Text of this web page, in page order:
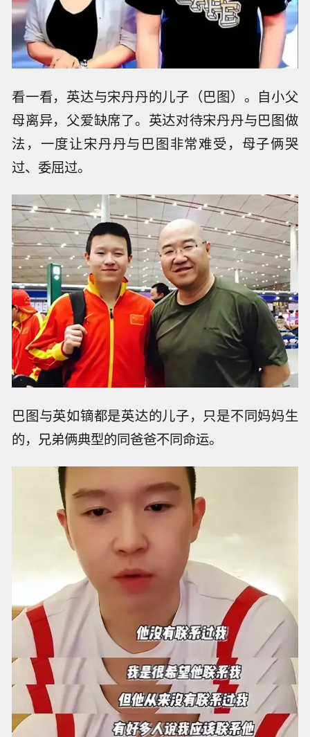
看一看，英达与宋丹丹的儿子（巴图）。自小父
母离异，父爱缺席了。英达对待宋丹丹与巴图做
法，一度让宋丹丹与巴图非常难受，母子俩哭
过、委屈过。
巴图与英如镝都是英达的儿子，只是不同妈妈生
的，兄弟俩典型的同爸爸不同命运。